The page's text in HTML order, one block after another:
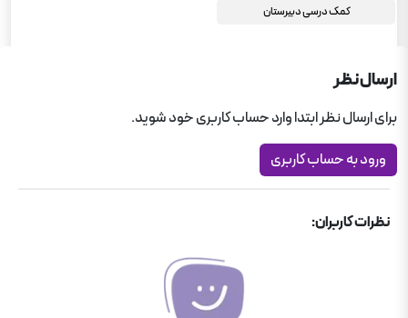
کمک درسی دبیرستان
ارسال نظر
برای ارسال نظر ابتدا وارد حساب کاربری خود شوید.
ورود به حساب کاربری
نظرات کاربران: